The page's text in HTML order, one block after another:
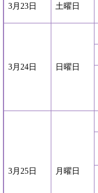
3月23日 土曜日
3月24日 日曜日
3月25日 月曜日